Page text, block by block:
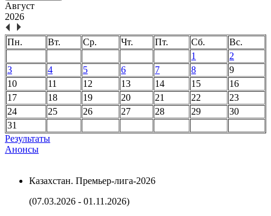
Август
2026
Пн. Вт. Ср. Чт. Пт. Сб.
Вс.
1
2
3
4 5 6 7 8
9
10
11 12 13 14 15
16
17
18 19 20 21 22
23
24
25 26 27 28 29
30
31
Результаты
Анонсы
Казахстан. Премьер-лига-2026
(07.03.2026 - 01.11.2026)